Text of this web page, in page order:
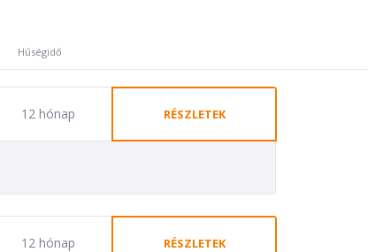
Hűségidő
12 hónap RÉSZLETEK
12 hónap RÉSZLETEK